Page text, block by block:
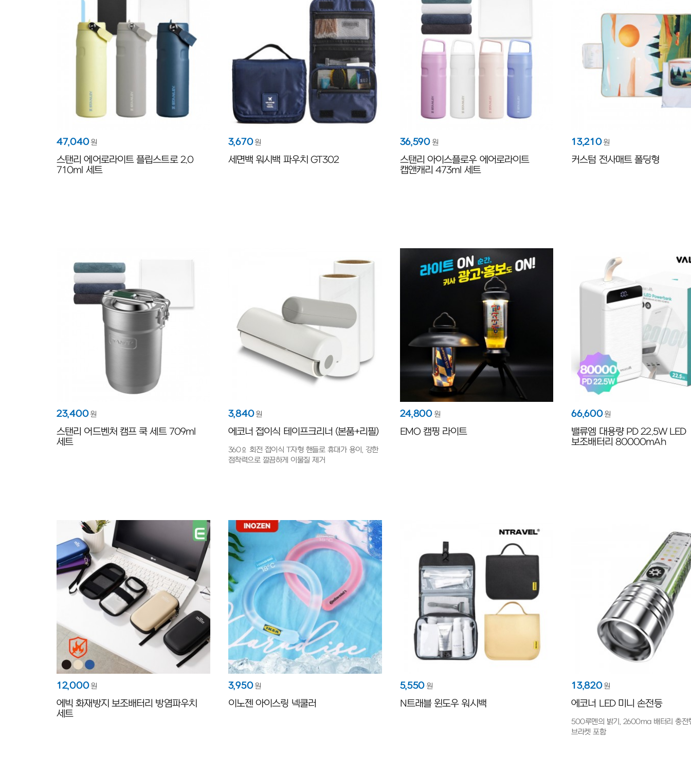
47,040원
스탠리 에어로라이트 플립스트로 2.0
710ml 세트
3,670원
세면백 워시백 파우치 GT302
36,590원
스탠리 아이스플로우 에어로라이트
캡앤캐리 473ml 세트
13,210원
커스텀 전사매트 폴딩형
23,400원
스탠리 어드벤처 캠프 쿡 세트 709ml
세트
3,840원
에코너 접이식 테이프크리너 (본품+리필)
360º 회전 접이식 T자형 핸들로 휴대가 용이, 강한
점착력으로 깔끔하게 이물질 제거
24,800원
EMO 캠핑 라이트
66,600원
밸류엠 대용량 PD 22.5W LED
보조배터리 80000mAh
12,000원
에빅 화재방지 보조배터리 방염파우치
세트
3,950원
이노젠 아이스링 넥쿨러
5,550원
N트래블 윈도우 워시백
13,820원
에코너 LED 미니 손전등
500루멘의 밝기, 2600ma 배터리 충전
브라켓 포함